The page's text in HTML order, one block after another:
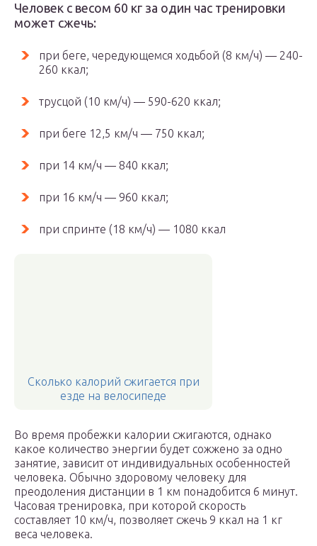
Человек с весом 60 кг за один час тренировки
может сжечь:
при беге, чередующемся ходьбой (8 км/ч) — 240-
260 ккал;
трусцой (10 км/ч) — 590-620 ккал;
при беге 12,5 км/ч — 750 ккал;
при 14 км/ч — 840 ккал;
при 16 км/ч — 960 ккал;
при спринте (18 км/ч) — 1080 ккал
Сколько калорий сжигается при
езде на велосипеде
Во время пробежки калории сжигаются, однако
какое количество энергии будет сожжено за одно
занятие, зависит от индивидуальных особенностей
человека. Обычно здоровому человеку для
преодоления дистанции в 1 км понадобится 6 минут.
Часовая тренировка, при которой скорость
составляет 10 км/ч, позволяет сжечь 9 ккал на 1 кг
веса человека.